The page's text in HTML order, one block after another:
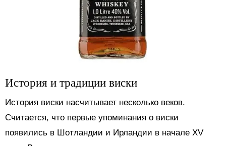
История и традиции виски
История виски насчитывает несколько веков.
Считается, что первые упоминания о виски
появились в Шотландии и Ирландии в начале XV